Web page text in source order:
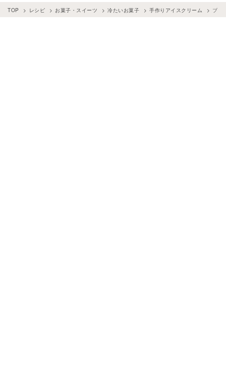
TOP レシピ お菓子・スイーツ 冷たいお菓子 手作りアイスクリーム ブラ